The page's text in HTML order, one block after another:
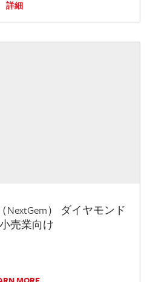
詳細
NextGem） ダイヤモンド
売業向け